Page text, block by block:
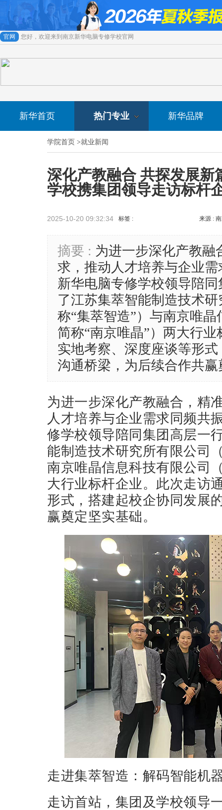
官网 您好，欢迎来到南京新华电脑专修学校官网
新华首页 热门专业 新华品牌
学院首页 >就业新闻
深化产教融合 共探发展
学校携集团领导走访标杆
2025-10-20 09:32:34 标签 : 来源 :
摘要 : 为进一步深化产教融
求，推动人才培养与企业
新华电脑专修学校领导陪
了江苏集萃智能制造技术
称“集萃智造”）与南京唯
简称“南京唯晶”）两大行
实地考察、深度座谈等形
沟通桥梁，为后续合作共
为进一步深化产教融合，精
人才培养与企业需求同频共
修学校领导陪同集团高层一
能制造技术研究所有限公司
南京唯晶信息科技有限公司
大行业标杆企业。此次走访
形式，搭建起校企协同发展
赢奠定坚实基础。
走进集萃智造：解码智能机
走访首站，集团及学校领导